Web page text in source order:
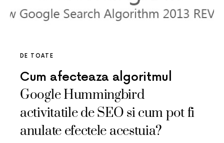
DE TOATE
Cum afecteaza algoritmul
Google Hummingbird
activitatile de SEO si cum pot fi
anulate efectele acestuia?